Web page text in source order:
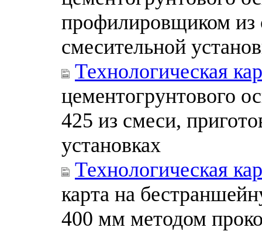
профилировщиком из
смесительной
Технологическая
цементогрунтового
425 из смеси,
установках
Технологическая
карта на
400 мм методом